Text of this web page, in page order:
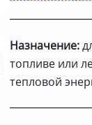
Назначение:
топливе или
тепловой